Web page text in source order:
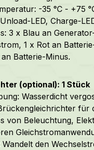
-35 °C - +75
LED, Charge-
3 x Blau an
1 x Rot an
Batterie-Minus.
(optional): 1 Stück
Wasserdicht
für
von Beleuchtung,
den